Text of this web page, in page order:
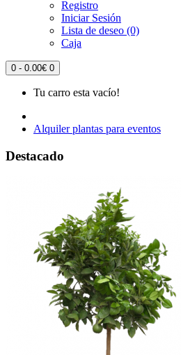
Registro
Iniciar Sesión
Lista de deseo (0)
Caja
0 - 0.00€ 0
Tu carro esta vacío!
Alquiler plantas para eventos
Destacado